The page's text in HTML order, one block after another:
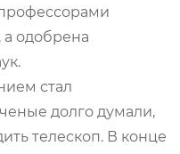
одобрена
стал
долго думали,
телескоп. В конце